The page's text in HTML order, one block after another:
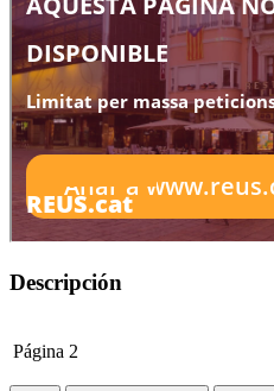
Descripción
Página 2